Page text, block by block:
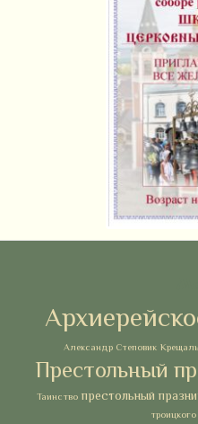
Александр Степовик
Престольный
Таинство престольный